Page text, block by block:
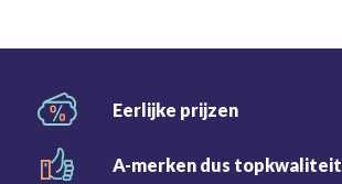
Eerlijke prijzen
A-merken dus topkwaliteit